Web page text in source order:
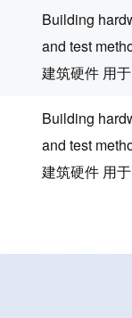
Building
and test
建筑硬件 用
Building
and test
建筑硬件 用